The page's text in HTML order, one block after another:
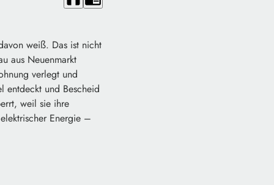
weiß. Das ist nicht
aus Neuenmarkt
verlegt und
entdeckt und Bescheid
weil sie ihre
Energie –